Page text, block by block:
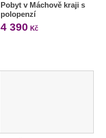
Pobyt v Máchově kraji s
polopenzí
4 390 Kč